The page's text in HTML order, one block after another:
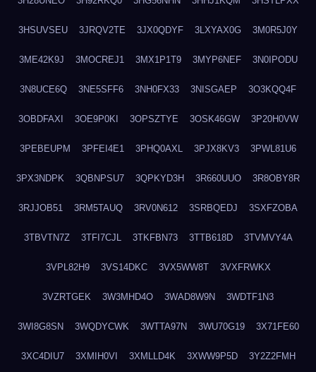
3HSUVSEU 3JRQV2TE 3JX0QDYF 3LXYAX0G 3M0R5J0Y
3ME42K9J 3MOCREJ1 3MX1P1T9 3MYP6NEF 3N0IPODU
3N8UCE6Q 3NE5SFF6 3NH0FX33 3NISGAEP 3O3KQQ4F
3OBDFAXI 3OE9P0KI 3OPSZTYE 3OSK46GW 3P20H0VW
3PEBEUPM 3PFEI4E1 3PHQ0AXL 3PJX8KV3 3PWL81U6
3PX3NDPK 3QBNPSU7 3QPKYD3H 3R660UUO 3R8OBY8R
3RJJOB51 3RM5TAUQ 3RV0N612 3SRBQEDJ 3SXFZOBA
3TBVTN7Z 3TFI7CJL 3TKFBN73 3TTB618D 3TVMVY4A
3VPL82H9 3VS14DKC 3VX5WW8T 3VXFRWKX
3VZRTGEK 3W3MHD4O 3WAD8W9N 3WDTF1N3
3WI8G8SN 3WQDYCWK 3WTTA97N 3WU70G19 3X71FE60
3XC4DIU7 3XMIH0VI 3XMLLD4K 3XWW9P5D 3Y2Z2FMH